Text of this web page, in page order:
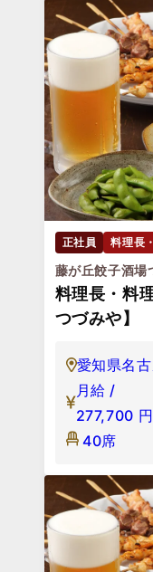
正社員 料理長
藤が丘餃子酒場
料理長・料
つづみや】
愛知県名
月給 /
277,700 円
40席